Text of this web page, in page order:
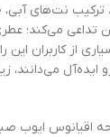
ترکیب نت‌های
تداعی می‌کند؛
از کاربران این
می‌دانند،
اقیانوس ایوب